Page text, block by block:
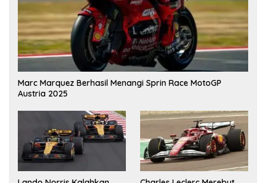
Marc Marquez Berhasil Menangi Sprin Race MotoGP
Austria 2025